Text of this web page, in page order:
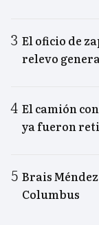
El oficio de
relevo
El camión
ya fueron
Brais
Columbus